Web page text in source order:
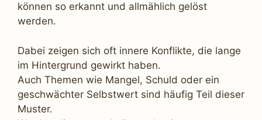
können so erkannt und allmählich gelöst
werden.
Dabei zeigen sich oft innere Konflikte, die lange
im Hintergrund gewirkt haben.
Auch Themen wie Mangel, Schuld oder ein
geschwächter Selbstwert sind häufig Teil dieser
Muster.